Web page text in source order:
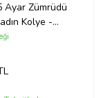
Ayar Zümrüdü
Kolye -